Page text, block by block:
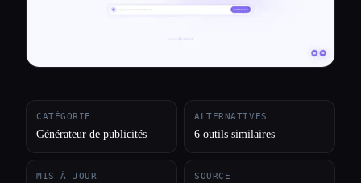
CATÉGORIE
Générateur de publicités
ALTERNATIVES
6 outils similaires
MIS À JOUR SOURCE